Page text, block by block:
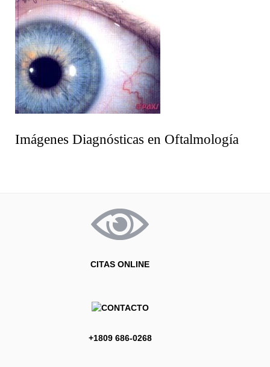
Imágenes Diagnósticas en Oftalmología
CITAS ONLINE
+1809 686-0268